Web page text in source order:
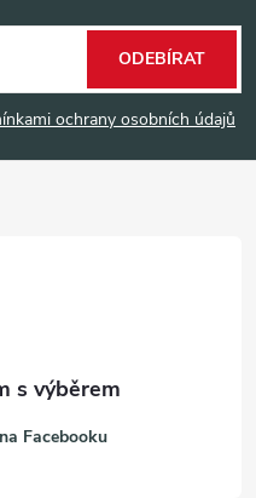
ochrany osobních údajů
ODEBÍRAT
Facebooku